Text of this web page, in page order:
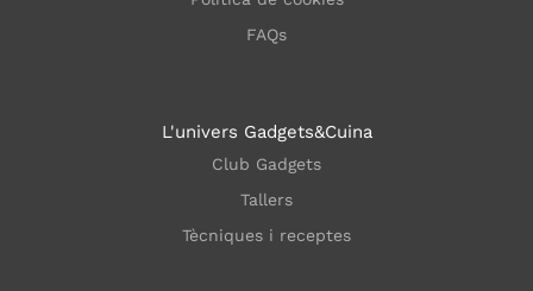
FAQs
L'univers Gadgets&Cuina
Club Gadgets
Tallers
Tècniques i receptes